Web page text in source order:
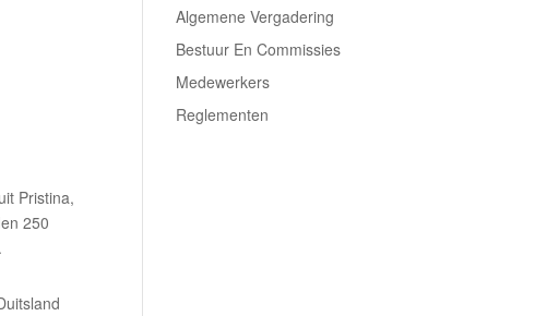
Pristina,
250
Algemene Vergadering
Bestuur En Commissies
Medewerkers
Reglementen